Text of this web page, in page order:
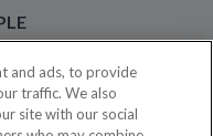
and ads, to provide
traffic. We also
site with our social